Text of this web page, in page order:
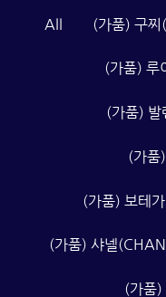
All (가품) 구찌
(가품)
(가품)
(가품
(가품) 보테
(가품) 샤넬
(가품)